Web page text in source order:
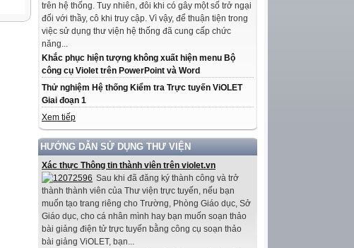
trên hệ thống. Tuy nhiên, đôi khi có gây một số trở ngại
đối với thầy, cô khi truy cập. Vì vậy, để thuận tiện trong
việc sử dụng thư viện hệ thống đã cung cấp chức
năng...
Khắc phục hiện tượng không xuất hiện menu Bộ
công cụ Violet trên PowerPoint và Word
Thử nghiệm Hệ thống Kiểm tra Trực tuyến ViOLET
Giai đoạn 1
Xem tiếp
HƯỚNG DẪN SỬ DỤNG THƯ VIỆN
Xác thực Thông tin thành viên trên violet.vn
Sau khi đã đăng ký thành công và trở
thành thành viên của Thư viện trực tuyến, nếu bạn
muốn tạo trang riêng cho Trường, Phòng Giáo dục, Sở
Giáo dục, cho cá nhân mình hay bạn muốn soạn thảo
bài giảng điện tử trực tuyến bằng công cụ soạn thảo
bài giảng ViOLET, bạn...